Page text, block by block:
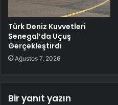
Türk Deniz Kuvvetleri
Senegal’da Uçuş
Gerçekleştirdi
Ağustos 7, 2026
Bir yanıt yazın